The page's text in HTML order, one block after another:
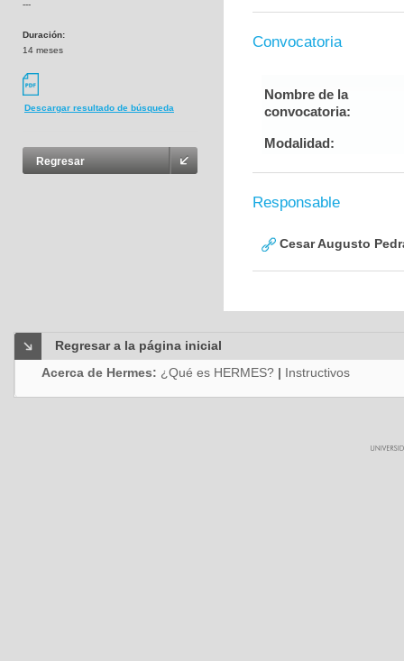
---
Duración:
14 meses
Descargar resultado de búsqueda
Regresar
Convocatoria
Nombre de la
convocatoria:
Modalidad:
Responsable
Cesar Augusto
Regresar a la página inicial
Acerca de Hermes: ¿Qué es HERMES? | Instructivos